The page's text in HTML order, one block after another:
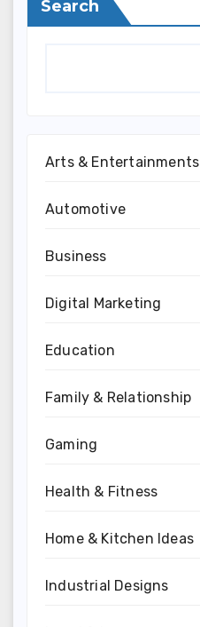
Search
Arts & Entertainments
Automotive
Business
Digital Marketing
Education
Family & Relationship
Gaming
Health & Fitness
Home & Kitchen Ideas
Industrial Designs